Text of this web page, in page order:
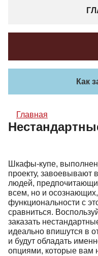
Как
Главная
Шкафы-купе,
проекту, завоевывают
людей,
всем, но и осознающих,
функциональности с
сравниться.
заказать
идеально впишутся в
и будут обладать
опциями, которые вам